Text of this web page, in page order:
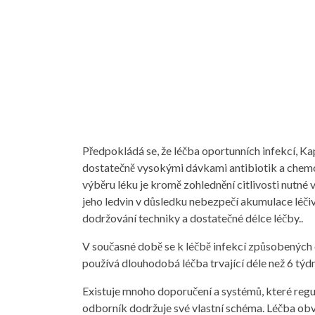
Předpokládá se, že léčba oportunních infekcí,
dostatečně vysokými dávkami antibiotik a
výběru léku je kromě zohlednění citlivosti nutné
jeho ledvin v důsledku nebezpečí akumulace
dodržování techniky a dostatečné délce léčby..
V současné době se k léčbě infekcí
používá dlouhodobá léčba trvající déle než 6
Existuje mnoho doporučení a systémů, které
odborník dodržuje své vlastní schéma. Léčba